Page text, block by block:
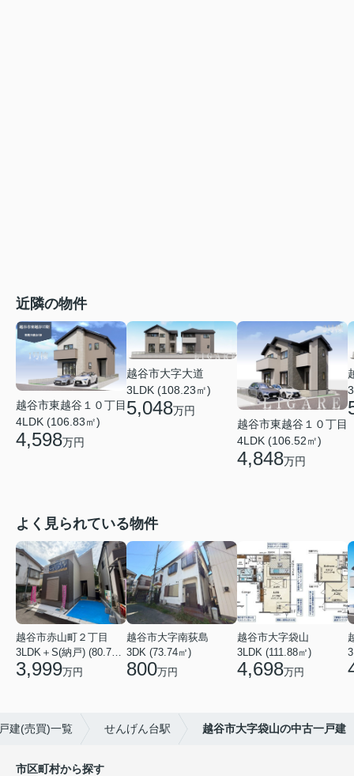
近隣の物件
越谷市東越谷１０丁目
4LDK (106.83㎡)
4,598万円
越谷市大字大道
3LDK (108.23㎡)
5,048万円
越谷市東越谷１０丁目
4LDK (106.52㎡)
4,848万円
よく見られている物件
越谷市赤山町２丁目
3,999万円
越谷市大字南荻島
3DK (73.74㎡)
800万円
越谷市大字袋山
3LDK (111.88㎡)
4,698万円
建(売買)一覧 せんげん台駅 越谷市大字袋山の中古一戸建
市区町村から探す